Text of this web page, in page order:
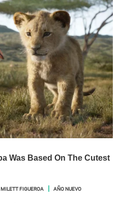
MILETT FIGUEROA AÑO NUEVO